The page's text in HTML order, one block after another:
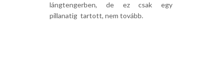
lángtengerben, de ez csak egy
pillanatig tartott, nem tovább.